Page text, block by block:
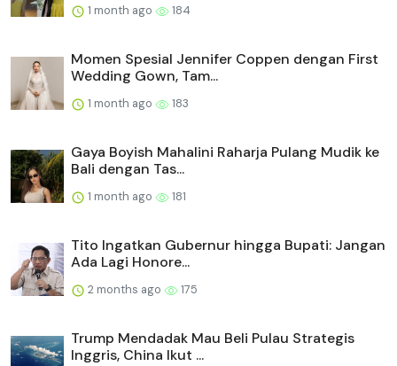
1 month ago 184
Momen Spesial Jennifer Coppen dengan First
Wedding Gown, Tam...
1 month ago 183
Gaya Boyish Mahalini Raharja Pulang Mudik ke
Bali dengan Tas...
1 month ago 181
Tito Ingatkan Gubernur hingga Bupati: Jangan
Ada Lagi Honore...
2 months ago 175
Trump Mendadak Mau Beli Pulau Strategis
Inggris, China Ikut ...